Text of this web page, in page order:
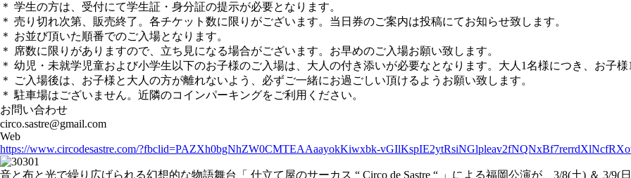
＊ 学生の方は、受付にて学生証・身分証の提示が必要となります。
＊ 売り切れ次第、販売終了。各チケット数に限りがございます。当日券のご案内は投稿にてお知らせ致します。
＊ お並び頂いた順番でのご入場となります。
＊ 席数に限りがありますので、立ち見になる場合がございます。お早めのご入場お願い致します。
＊ 幼児・未就学児童および小学生以下のお子様のご入場は、大人の付き添いが必要なとなります。大人1名様につき、お子様
＊ ご入場後は、お子様と大人の方が離れないよう、必ずご一緒にお過ごしい頂けるようお願い致します。
＊ 駐車場はございません。近隣のコインパーキングをご利用ください。
お問い合わせ
circo.sastre@gmail.com
Web
https://www.circodesastre.com/?fbclid=PAZXh0bgNhZW0CMTEAAaayokKiwxbk-
音と布と光で繰り広げられる幻想的な物語舞台「 仕立て屋のサーカス “ Circo de Sastre “ 」による福岡公演が、3/8(土) ＆ 3/9(日